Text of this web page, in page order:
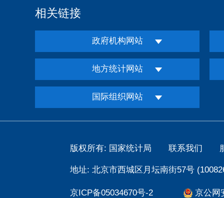
相关链接
政府机构网站
地方统计网站
国际组织网站
版权所有: 国家统计局 联系我们
地址: 北京市西城区月坛南街57号
京ICP备05034670号-2 京公网